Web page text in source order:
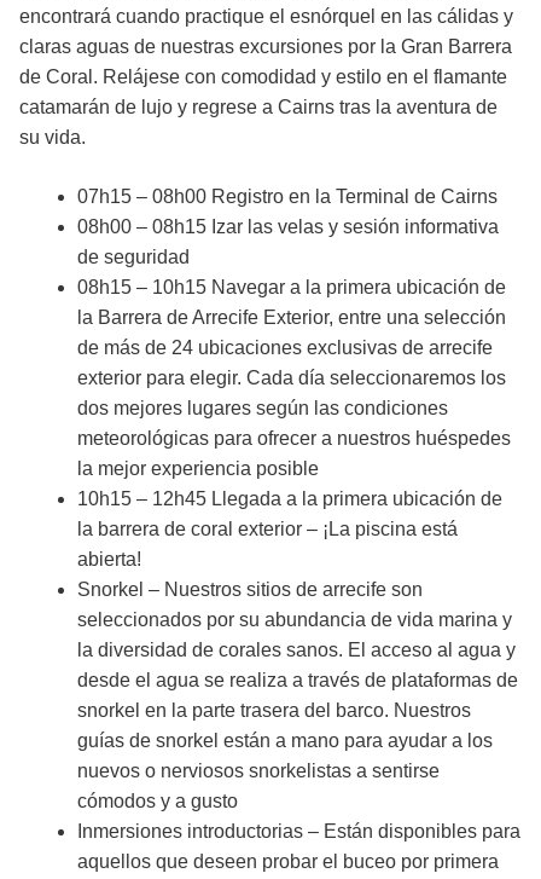
encontrará cuando practique el esnórquel en las cálidas y
claras aguas de nuestras excursiones por la Gran Barrera
de Coral. Relájese con comodidad y estilo en el flamante
catamarán de lujo y regrese a Cairns tras la aventura de
su vida.
07h15 – 08h00 Registro en la Terminal de Cairns
08h00 – 08h15 Izar las velas y sesión informativa
de seguridad
08h15 – 10h15 Navegar a la primera ubicación de
la Barrera de Arrecife Exterior, entre una selección
de más de 24 ubicaciones exclusivas de arrecife
exterior para elegir. Cada día seleccionaremos los
dos mejores lugares según las condiciones
meteorológicas para ofrecer a nuestros huéspedes
la mejor experiencia posible
10h15 – 12h45 Llegada a la primera ubicación de
la barrera de coral exterior – ¡La piscina está
abierta!
Snorkel – Nuestros sitios de arrecife son
seleccionados por su abundancia de vida marina y
la diversidad de corales sanos. El acceso al agua y
desde el agua se realiza a través de plataformas de
snorkel en la parte trasera del barco. Nuestros
guías de snorkel están a mano para ayudar a los
nuevos o nerviosos snorkelistas a sentirse
cómodos y a gusto
Inmersiones introductorias – Están disponibles para
aquellos que deseen probar el buceo por primera